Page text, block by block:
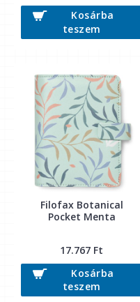
Kosárba
teszem
Filofax Botanical
Pocket Menta
17.767 Ft
Kosárba
teszem